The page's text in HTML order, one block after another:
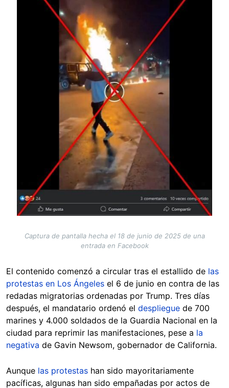
Captura de pantalla hecha el 18 de junio de 2025 de una
entrada en Facebook
El contenido comenzó a circular tras el estallido de las
protestas en Los Ángeles el 6 de junio en contra de las
redadas migratorias ordenadas por Trump. Tres días
después, el mandatario ordenó el despliegue de 700
marines y 4.000 soldados de la Guardia Nacional en la
ciudad para reprimir las manifestaciones, pese a la
negativa de Gavin Newsom, gobernador de California.
Aunque las protestas han sido mayoritariamente
pacíficas, algunas han sido empañadas por actos de